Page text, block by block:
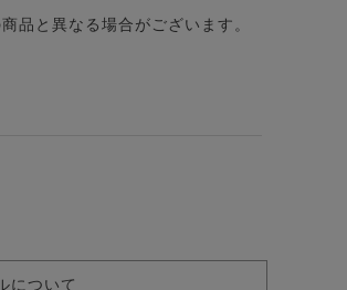
品と異なる場合がございます。
について